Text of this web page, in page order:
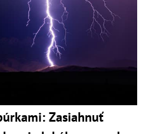
Zasiahnuť